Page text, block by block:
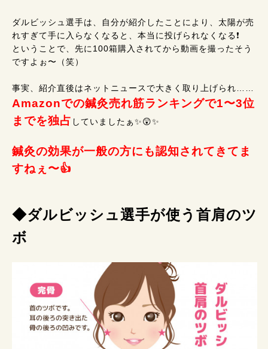
ダルビッシュ選手は、自分が紹介したことにより、太陽が売
れすぎて手に入らなくなると、本当に投げられなくなる❗
ということで、先に100箱購入されてから動画を撮ったそう
ですよぉ〜（笑）
事実、紹介直後はネットニュースで大きく取り上げられ……
Amazonでの鍼灸売れ筋ランキングで1〜3位
までを独占 していましたぁ✨😲✨
鍼灸の効果が一般の方にも認知されてきてま
すねぇ〜👍
◆ダルビッシュ選手が使う首肩のツ
ボ